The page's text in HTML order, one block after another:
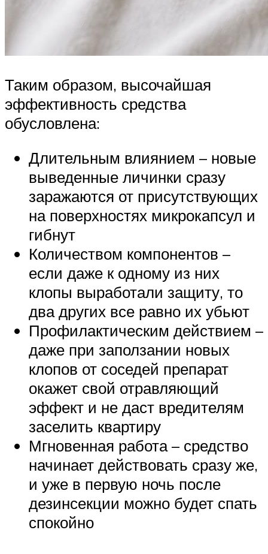
Таким образом, высочайшая
эффективность средства
обусловлена:
Длительным влиянием – новые
выведенные личинки сразу
заражаются от присутствующих
на поверхностях микрокапсул и
гибнут
Количеством компонентов –
если даже к одному из них
клопы выработали защиту, то
два других все равно их убьют
Профилактическим действием –
даже при заползании новых
клопов от соседей препарат
окажет свой отравляющий
эффект и не даст вредителям
заселить квартиру
Мгновенная работа – средство
начинает действовать сразу же,
и уже в первую ночь после
дезинсекции можно будет спать
спокойно